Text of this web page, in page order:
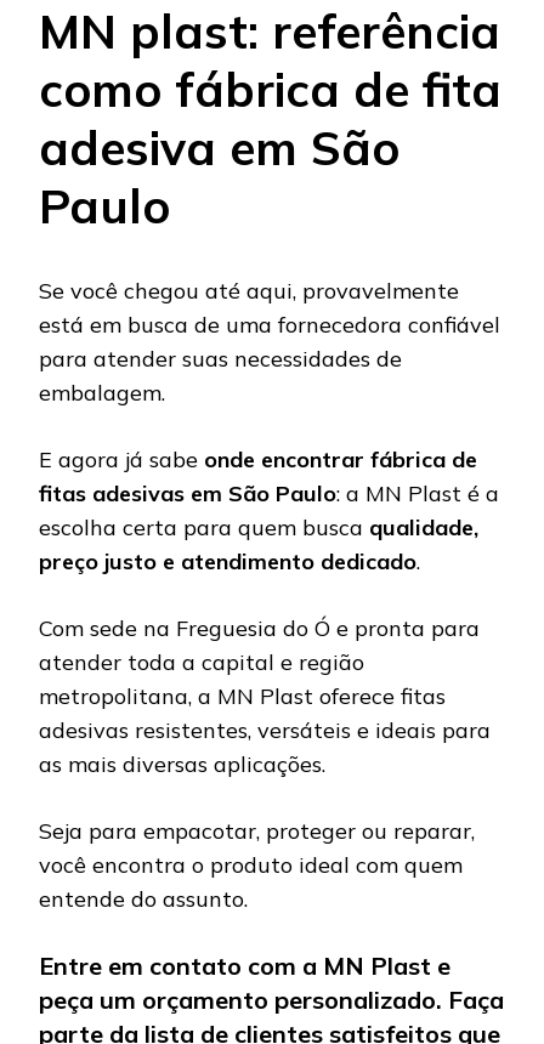
MN plast: referência
como fábrica de fita
adesiva em São
Paulo
Se você chegou até aqui, provavelmente
está em busca de uma fornecedora confiável
para atender suas necessidades de
embalagem.
E agora já sabe onde encontrar fábrica de
fitas adesivas em São Paulo: a MN Plast é a
escolha certa para quem busca qualidade,
preço justo e atendimento dedicado.
Com sede na Freguesia do Ó e pronta para
atender toda a capital e região
metropolitana, a MN Plast oferece fitas
adesivas resistentes, versáteis e ideais para
as mais diversas aplicações.
Seja para empacotar, proteger ou reparar,
você encontra o produto ideal com quem
entende do assunto.
Entre em contato com a MN Plast e
peça um orçamento personalizado. Faça
parte da lista de clientes satisfeitos que